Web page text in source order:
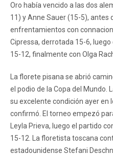
Oro había vencido a las dos
11) y Anne Sauer (15-5), antes
enfrentamientos con
Cipressa, derrotada 15-6,
15-12, finalmente con Olga
La florete pisana se abrió
el podio de la Copa del Mundo.
su excelente condición ayer en
confirmó. El torneo empezó
Leyla Prieva, luego el partido
15-12. La floretista toscana
estadounidense Stefani